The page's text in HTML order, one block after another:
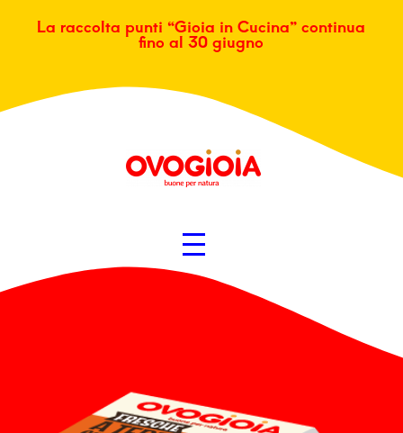
La raccolta punti “Gioia in Cucina” continua
fino al 30 giugno